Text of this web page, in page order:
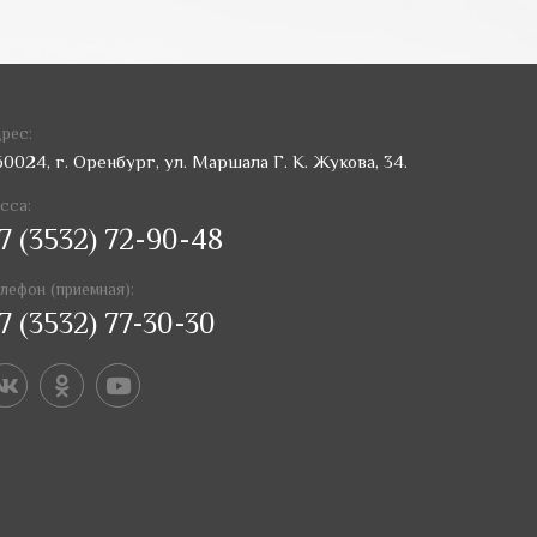
г. Оренбург, ул. Маршала Г. К. Жукова, 34.
(3532) 72-90-48
(приемная):
(3532) 77-30-30